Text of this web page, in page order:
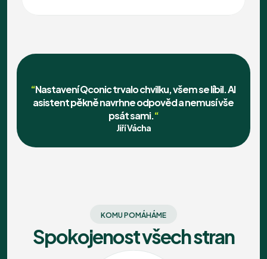
“Nastavení Qconic trvalo chvilku, všem se líbil. AI
asistent pěkně navrhne odpověd a nemusí vše
psát sami.“
Jiří Vácha
KOMU POMÁHÁME
Spokojenost všech stran